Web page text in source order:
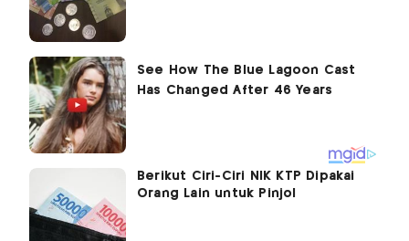
Berikut Ciri-Ciri NIK KTP Dipakai
Orang Lain untuk Pinjol